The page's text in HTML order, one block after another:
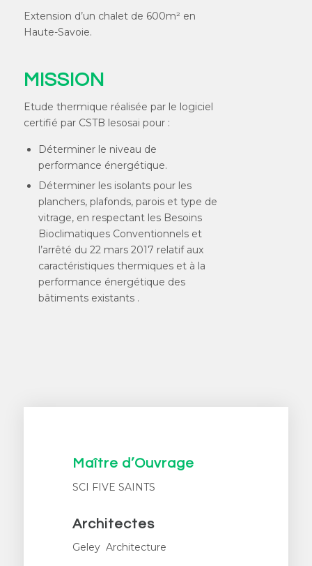
Extension d’un chalet de 600m² en
Haute-Savoie.
MISSION
Etude thermique réalisée par le logiciel
certifié par CSTB lesosai pour :
Déterminer le niveau de
performance énergétique.
Déterminer les isolants pour les
planchers, plafonds, parois et type de
vitrage, en respectant les Besoins
Bioclimatiques Conventionnels et
l’arrêté du 22 mars 2017 relatif aux
caractéristiques thermiques et à la
performance énergétique des
bâtiments existants .
Maître d’Ouvrage
SCI FIVE SAINTS
Architectes
Geley Architecture